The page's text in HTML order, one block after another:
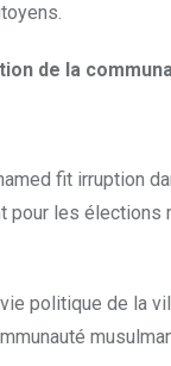
de la
fit
les
politique de la